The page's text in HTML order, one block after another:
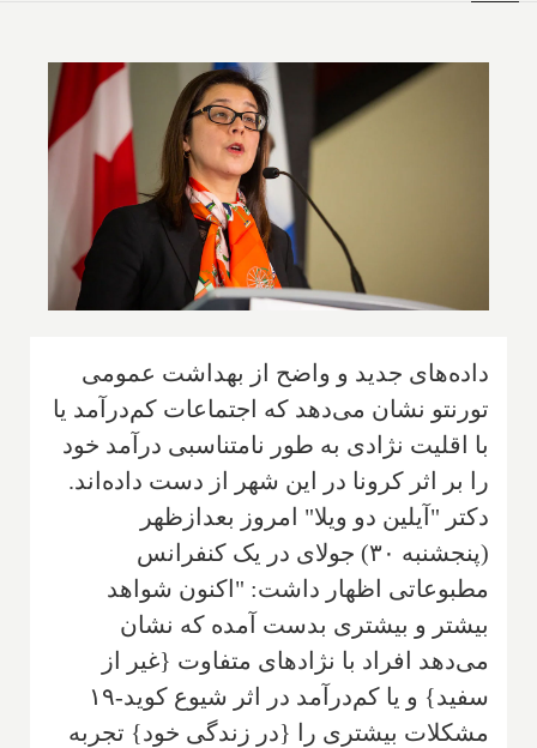
داده‌های جدید و واضح از بهداشت عمومی
تورنتو نشان می‌دهد که اجتماعات کم‌درآمد یا
با اقلیت نژادی به طور نامتناسبی درآمد خود
را بر اثر کرونا در این شهر از دست داده‌اند.
دکتر "آیلین دو ویلا" امروز بعدازظهر
(پنجشنبه ۳۰) جولای در یک کنفرانس
مطبوعاتی اظهار داشت: "اکنون شواهد
بیشتر و بیشتری بدست آمده که نشان
می‌دهد افراد با نژادهای متفاوت {غیر از
سفید} و یا کم‌درآمد در اثر شیوع کوید-۱۹
مشکلات بیشتری را {در زندگی خود} تجربه